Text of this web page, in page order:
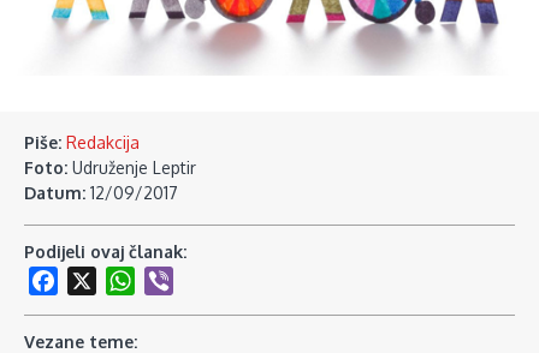
Piše: Redakcija
Foto: Udruženje Leptir
Datum: 12/09/2017
Podijeli ovaj članak:
Facebook
WhatsApp
Vezane teme: